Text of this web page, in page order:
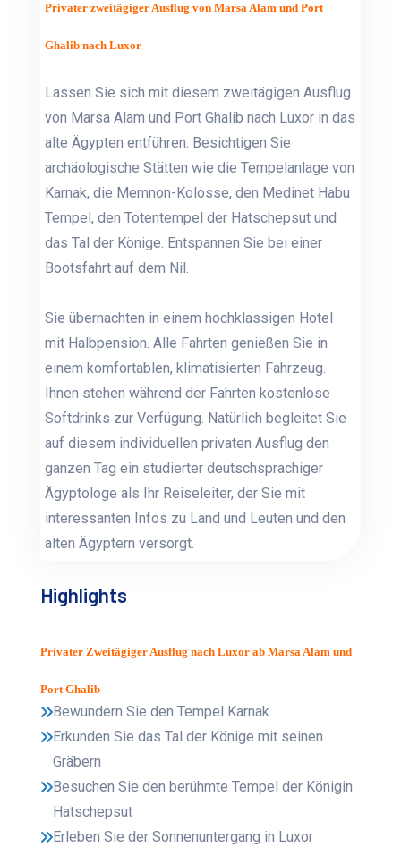
Privater zweitägiger Ausflug von Marsa Alam und Port
Ghalib nach Luxor
Lassen Sie sich mit diesem zweitägigen Ausflug
von Marsa Alam und Port Ghalib nach Luxor in das
alte Ägypten entführen. Besichtigen Sie
archäologische Stätten wie die Tempelanlage von
Karnak, die Memnon-Kolosse, den Medinet Habu
Tempel, den Totentempel der Hatschepsut und
das Tal der Könige. Entspannen Sie bei einer
Bootsfahrt auf dem Nil.
Sie übernachten in einem hochklassigen Hotel
mit Halbpension. Alle Fahrten genießen Sie in
einem komfortablen, klimatisierten Fahrzeug.
Ihnen stehen während der Fahrten kostenlose
Softdrinks zur Verfügung. Natürlich begleitet Sie
auf diesem individuellen privaten Ausflug den
ganzen Tag ein studierter deutschsprachiger
Ägyptologe als Ihr Reiseleiter, der Sie mit
interessanten Infos zu Land und Leuten und den
alten Ägyptern versorgt.
Highlights
Privater Zweitägiger Ausflug nach Luxor ab Marsa Alam und
Port Ghalib
Bewundern Sie den Tempel Karnak
Erkunden Sie das Tal der Könige mit seinen
Gräbern
Besuchen Sie den berühmte Tempel der Königin
Hatschepsut
Erleben Sie der Sonnenuntergang in Luxor